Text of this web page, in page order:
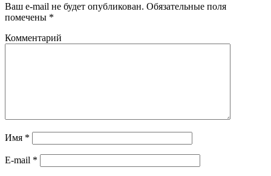
Ваш e-mail не будет опубликован. Обязательные поля
помечены *
Комментарий
Имя *
E-mail *